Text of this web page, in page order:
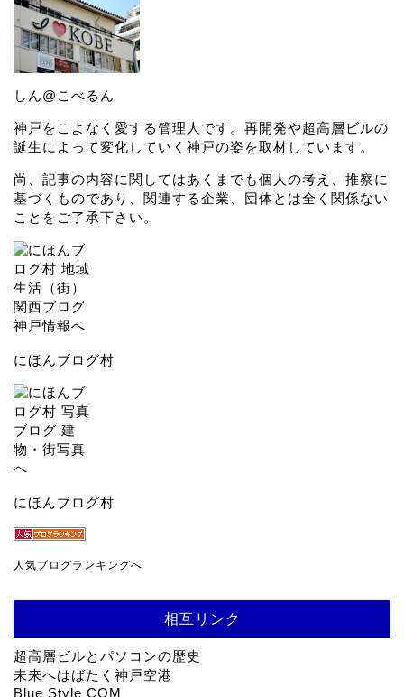
しん@こべるん
神戸をこよなく愛する管理人です。再開発や超高層ビルの
誕生によって変化していく神戸の姿を取材しています。
尚、記事の内容に関してはあくまでも個人の考え、推察に
基づくものであり、関連する企業、団体とは全く関係ない
ことをご了承下さい。
にほんブログ村
にほんブログ村
人気ブログランキングへ
相互リンク
超高層ビルとパソコンの歴史
未来へはばたく神戸空港
Blue Style COM